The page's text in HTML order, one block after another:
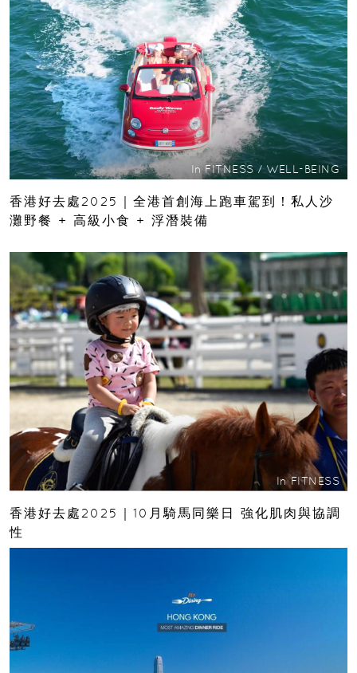
In FITNESS/ WELL-BEING
香港好去處2025｜全港首創海上跑車駕到！私人沙
灘野餐 + 高級小食 + 浮潛裝備
In FITNESS
香港好去處2025｜10月騎馬同樂日 強化肌肉與協調
性